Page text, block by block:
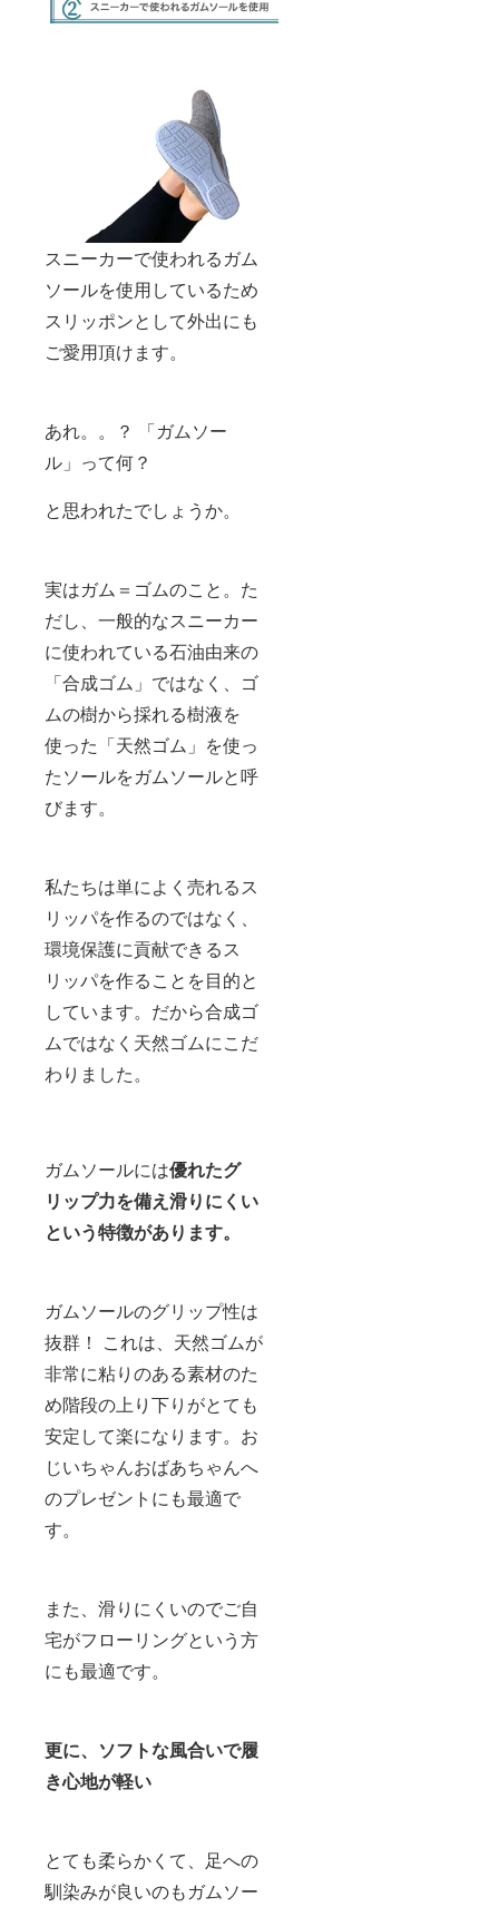
スニーカーで使われるガム
ソールを使用しているため
スリッポンとして外出にも
ご愛用頂けます。
あれ。。？ 「ガムソー
ル」って何？
と思われたでしょうか。
実はガム＝ゴムのこと。た
だし、一般的なスニーカー
に使われている石油由来の
「合成ゴム」ではなく、ゴ
ムの樹から採れる樹液を
使った「天然ゴム」を使っ
たソールをガムソールと呼
びます。
私たちは単によく売れるス
リッパを作るのではなく、
環境保護に貢献できるス
リッパを作ることを目的と
しています。だから合成ゴ
ムではなく天然ゴムにこだ
わりました。
ガムソールには優れたグ
リップ力を備え滑りにくい
という特徴があります。
ガムソールのグリップ性は
抜群！ これは、天然ゴムが
非常に粘りのある素材のた
め階段の上り下りがとても
安定して楽になります。お
じいちゃんおばあちゃんへ
のプレゼントにも最適で
す。
また、滑りにくいのでご自
宅がフローリングという方
にも最適です。
更に、ソフトな風合いで履
き心地が軽い
とても柔らかくて、足への
馴染みが良いのもガムソー